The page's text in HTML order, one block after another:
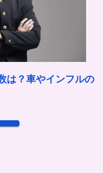
は？車やインフルの